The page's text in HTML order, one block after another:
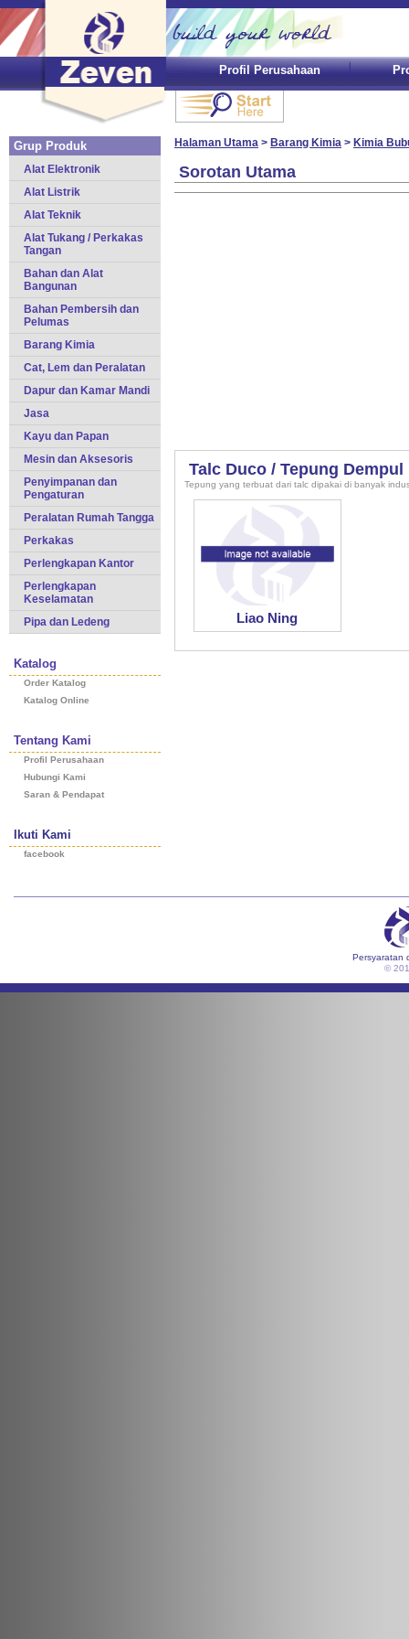
Profil Perusahaan
Grup Produk
Alat Elektronik
Alat Listrik
Alat Teknik
Alat Tukang / Perkakas
Tangan
Bahan dan Alat
Bangunan
Bahan Pembersih dan
Pelumas
Barang Kimia
Cat, Lem dan Peralatan
Dapur dan Kamar Mandi
Jasa
Kayu dan Papan
Mesin dan Aksesoris
Penyimpanan dan
Pengaturan
Peralatan Rumah Tangga
Perkakas
Perlengkapan Kantor
Perlengkapan
Keselamatan
Pipa dan Ledeng
Katalog
Order Katalog
Katalog Online
Tentang Kami
Profil Perusahaan
Hubungi Kami
Saran & Pendapat
Ikuti Kami
facebook
Halaman Utama > Barang Kimia > Kimia
Sorotan Utama
Talc Duco / Tepung Dempul
Tepung yang terbuat dari talc dipakai di banyak
Liao Ning
Persyaratan
©